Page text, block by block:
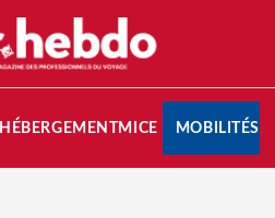
HÉBERGEMENTMICE MOBILITÉS